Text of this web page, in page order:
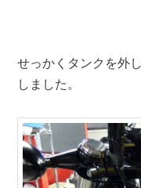
せっかくタンクを外
しました。